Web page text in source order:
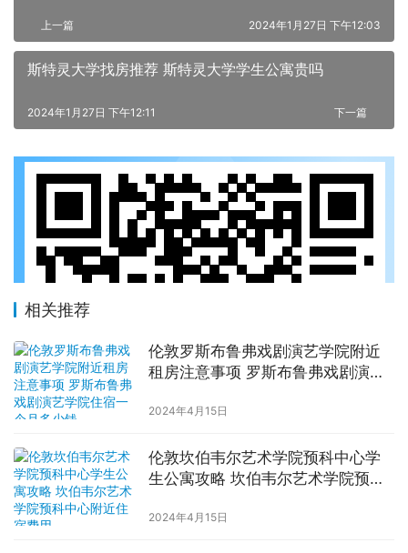
上一篇 2024年1月27日 下午12:03
斯特灵大学找房推荐 斯特灵大学学生公寓贵吗
下一篇
2024年1月27日 下午12:11
相关推荐
伦敦罗斯布鲁弗戏剧演艺学院附近
租房注意事项 罗斯布鲁弗戏剧演艺
2024年4月15日
伦敦坎伯韦尔艺术学院预科中心学
生公寓攻略 坎伯韦尔艺术学院预科
2024年4月15日